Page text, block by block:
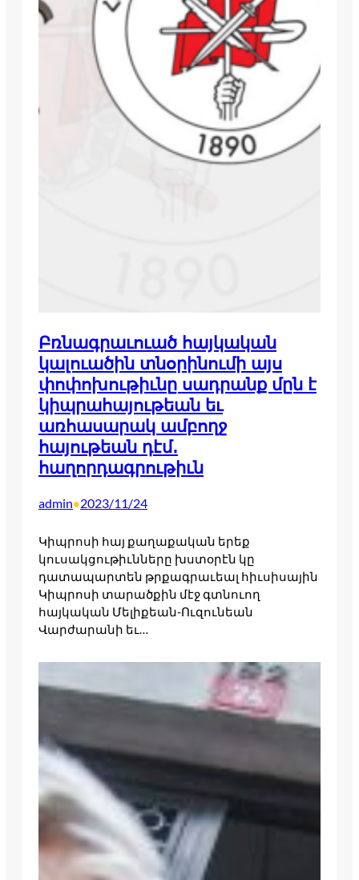
Բռնագրաւուած հայկական
կալուածին տնօրինումի այս
փոփոխութիւնը սադրանք մըն է
կիպրահայութեան եւ
առհասարակ ամբողջ
հայութեան դէմ․
հաղորդագրութիւն
admin•2023/11/24
Կիպրոսի հայ քաղաքական երեք
կուսակցութիւնները խստօրէն կը
դատապարտեն թրքագրաւեալ հիւսիսային
Կիպրոսի տարածքին մէջ գտնուող
հայկական Մելիքեան-Ուզունեան
Վարժարանի եւ…